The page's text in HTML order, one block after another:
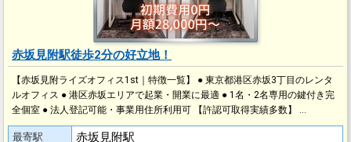
赤坂見附駅徒歩2分の好立地！
【赤坂見附ライズオフィス1st｜特徴一覧】 ● 東京都港区赤坂3丁目のレンタ
ルオフィス ● 港区赤坂エリアで起業・開業に最適 ● 1名・2名専用の鍵付き完
全個室 ● 法人登記可能・事業用住所利用可 【許認可取得実績多数】 …
最寄駅
赤坂見附駅